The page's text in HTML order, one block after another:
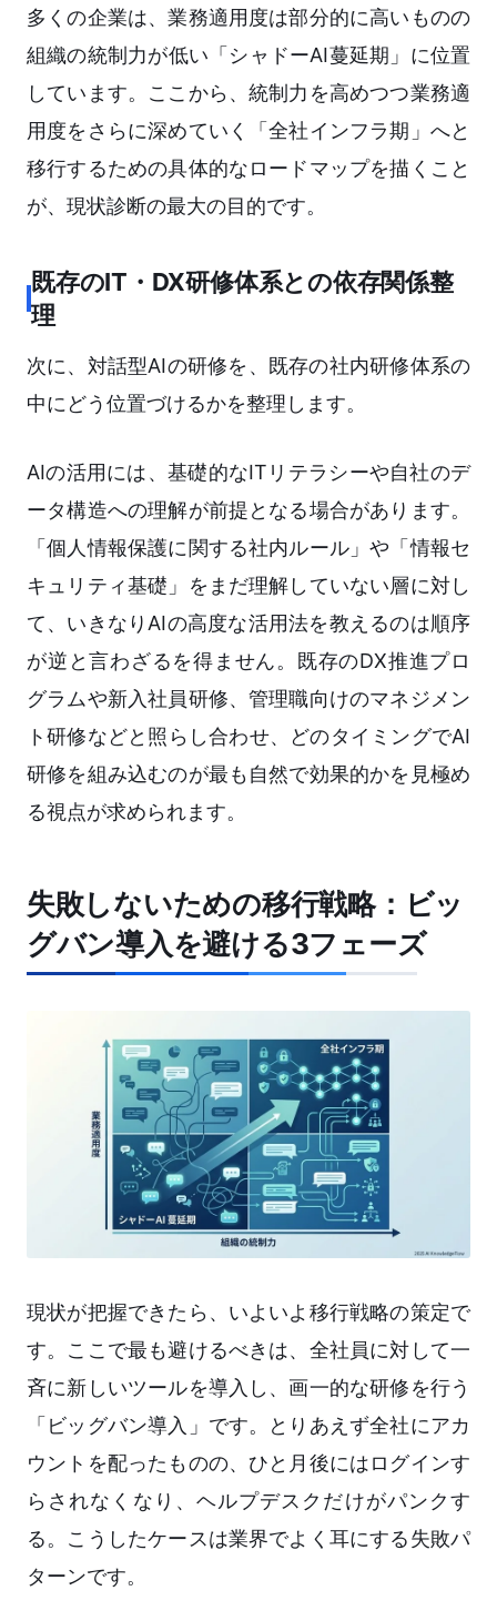
多くの企業は、業務適用度は部分的に高いものの
組織の統制力が低い「シャドーAI蔓延期」に位置
しています。ここから、統制力を高めつつ業務適
用度をさらに深めていく「全社インフラ期」へと
移行するための具体的なロードマップを描くこと
が、現状診断の最大の目的です。
既存のIT・DX研修体系との依存関係整
理
次に、対話型AIの研修を、既存の社内研修体系の
中にどう位置づけるかを整理します。
AIの活用には、基礎的なITリテラシーや自社のデ
ータ構造への理解が前提となる場合があります。
「個人情報保護に関する社内ルール」や「情報セ
キュリティ基礎」をまだ理解していない層に対し
て、いきなりAIの高度な活用法を教えるのは順序
が逆と言わざるを得ません。既存のDX推進プロ
グラムや新入社員研修、管理職向けのマネジメン
ト研修などと照らし合わせ、どのタイミングでAI
研修を組み込むのが最も自然で効果的かを見極め
る視点が求められます。
失敗しないための移行戦略：ビッ
グバン導入を避ける3フェーズ
現状が把握できたら、いよいよ移行戦略の策定で
す。ここで最も避けるべきは、全社員に対して一
斉に新しいツールを導入し、画一的な研修を行う
「ビッグバン導入」です。とりあえず全社にアカ
ウントを配ったものの、ひと月後にはログインす
らされなくなり、ヘルプデスクだけがパンクす
る。こうしたケースは業界でよく耳にする失敗パ
ターンです。